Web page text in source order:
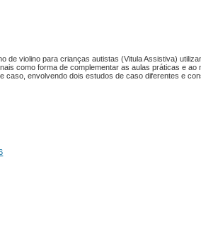
de violino para crianças autistas (Vitula Assistiva)
como forma de complementar as aulas práticas e
caso, envolvendo dois estudos de caso diferentes e